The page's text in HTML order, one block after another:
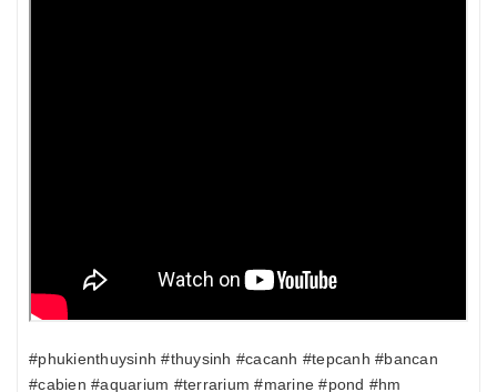
#phukienthuysinh #thuysinh #cacanh #tepcanh #bancan
#cabien #aquarium #terrarium #marine #pond #hm